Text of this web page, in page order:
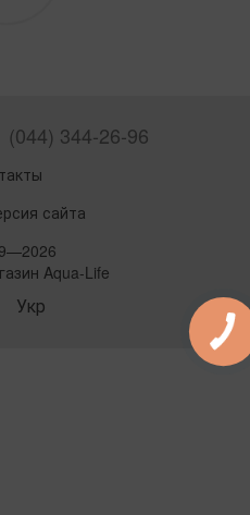
(044) 344-26-96
сайта
Aqua-Life
Укр